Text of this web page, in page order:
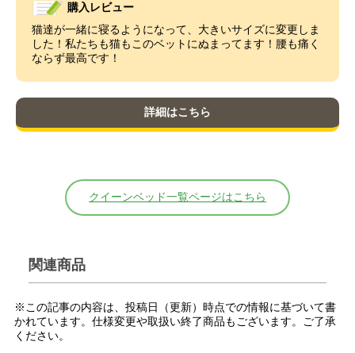
購入レビュー
猫達が一緒に寝るようになって、大きいサイズに変更しま
した！私たちも猫もこのベットにぬまってます！腰も痛く
ならず最高です！
詳細はこちら
クイーンベッド一覧ページはこちら
関連商品
※この記事の内容は、投稿日（更新）時点での情報に基づいて書
かれています。仕様変更や取扱い終了商品もございます。ご了承
ください。